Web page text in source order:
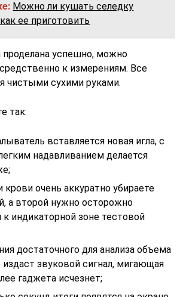
Можно ли кушать селедку
ее приготовить
проделана успешно, можно
к измерениям. Все
чистыми сухими руками.
так:
вставляется новая игла, с
надавливанием делается
очень аккуратно убираете
а второй нужно осторожно
к индикаторной зоне тестовой
достаточного для анализа объема
издаст звуковой сигнал, мигающая
гаджета исчезнет;